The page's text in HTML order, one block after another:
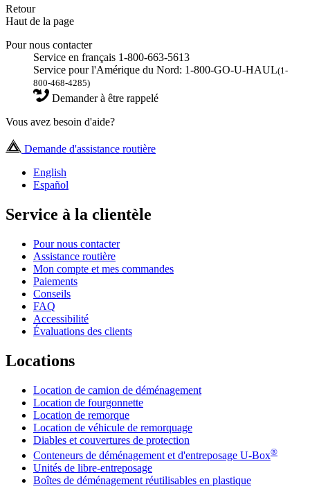
Retour
Haut de la page
Pour nous contacter
Service en français 1-800-663-5613
Service pour l'Amérique du Nord: 1-800-GO-U-HAUL(1-
800-468-4285)
Demander à être rappelé
Vous avez besoin d'aide?
Demande d'assistance routière
English
Español
Service à la clientèle
Pour nous contacter
Assistance routière
Mon compte et mes commandes
Paiements
Conseils
FAQ
Accessibilité
Évaluations des clients
Locations
Location de camion de déménagement
Location de fourgonnette
Location de remorque
Location de véhicule de remorquage
Diables et couvertures de protection
Conteneurs de déménagement et d'entreposage U-Box®
Unités de libre-entreposage
Boîtes de déménagement réutilisables en plastique